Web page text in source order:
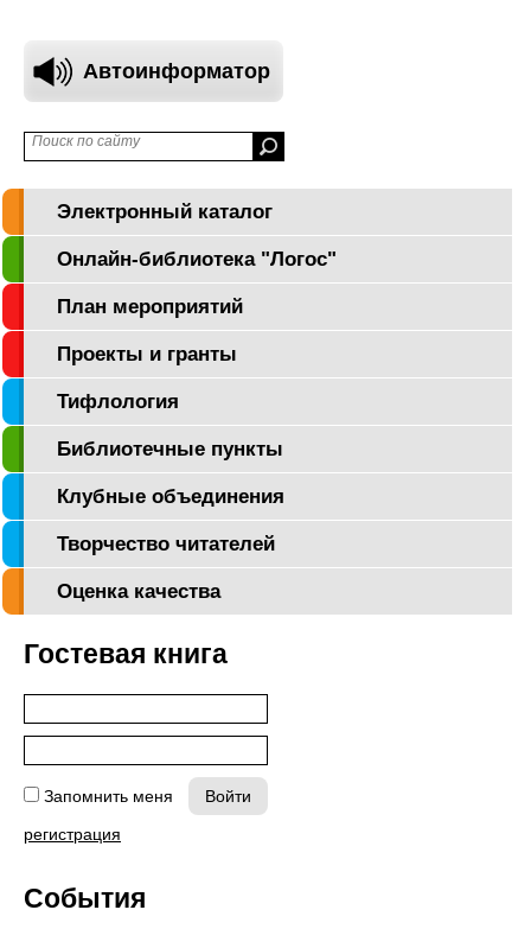
Автоинформатор
Электронный каталог
Онлайн-библиотека "Логос"
План мероприятий
Проекты и гранты
Тифлология
Библиотечные пункты
Клубные объединения
Творчество читателей
Оценка качества
Гостевая книга
Запомнить меня
регистрация
События